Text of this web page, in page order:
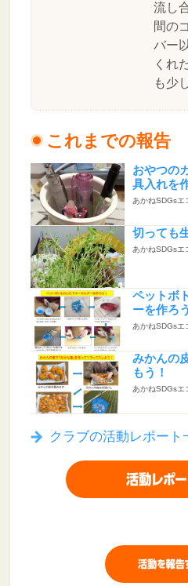
流し
間の
バー
くれ
も少
これまでの報告
おやつの
具入れを
あかねSDGsエ
切っても
あかねSDGsエ
ペットボ
ーを作ろ
あかねSDGsエ
みかんの
もう！
あかねSDGsエ
クラブの活動レポート